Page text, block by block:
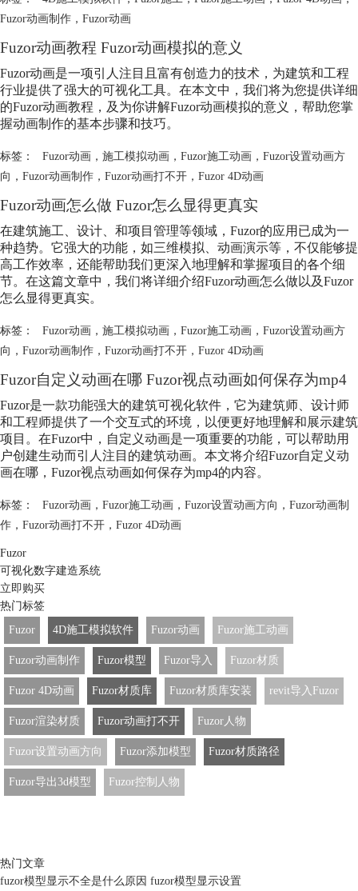
Fuzor动画制作 ， Fuzor动画
Fuzor动画教程 Fuzor动画模拟的意义
Fuzor动画是一项引人注目且富有创造力的技术，为建筑和工程
行业提供了强大的可视化工具。在本文中，我们将为您提供详细
的Fuzor动画教程，及为你讲解Fuzor动画模拟的意义，帮助您掌
握动画制作的基本步骤和技巧。
标签： Fuzor动画， 施工模拟动画， Fuzor施工动画， Fuzor设置动画方
向 ， Fuzor动画制作 ， Fuzor动画打不开 ， Fuzor 4D动画
Fuzor动画怎么做 Fuzor怎么显得更真实
在建筑施工、设计、和项目管理等领域，Fuzor的应用已成为一
种趋势。它强大的功能，如三维模拟、动画演示等，不仅能够提
高工作效率，还能帮助我们更深入地理解和掌握项目的各个细
节。在这篇文章中，我们将详细介绍Fuzor动画怎么做以及Fuzor
怎么显得更真实。
标签： Fuzor动画， 施工模拟动画， Fuzor施工动画， Fuzor设置动画方
向 ， Fuzor动画制作 ， Fuzor动画打不开 ， Fuzor 4D动画
Fuzor自定义动画在哪 Fuzor视点动画如何保存为mp4
Fuzor是一款功能强大的建筑可视化软件，它为建筑师、设计师
和工程师提供了一个交互式的环境，以便更好地理解和展示建筑
项目。在Fuzor中，自定义动画是一项重要的功能，可以帮助用
户创建生动而引人注目的建筑动画。本文将介绍Fuzor自定义动
画在哪，Fuzor视点动画如何保存为mp4的内容。
标签： Fuzor动画， Fuzor施工动画， Fuzor设置动画方向 ， Fuzor动画制
作 ， Fuzor动画打不开 ， Fuzor 4D动画
Fuzor
可视化数字建造系统
立即购买
热门标签
Fuzor
4D施工模拟软件 Fuzor动画 Fuzor施工动画
Fuzor动画制作 Fuzor模型 Fuzor导入 Fuzor材质
Fuzor 4D动画 Fuzor材质库 Fuzor材质库安装 revit导入Fuzor
Fuzor渲染材质 Fuzor动画打不开 Fuzor人物
Fuzor设置动画方向 Fuzor添加模型 Fuzor材质路径
Fuzor导出3d模型 Fuzor控制人物
热门文章
fuzor模型显示不全是什么原因 fuzor模型显示设置